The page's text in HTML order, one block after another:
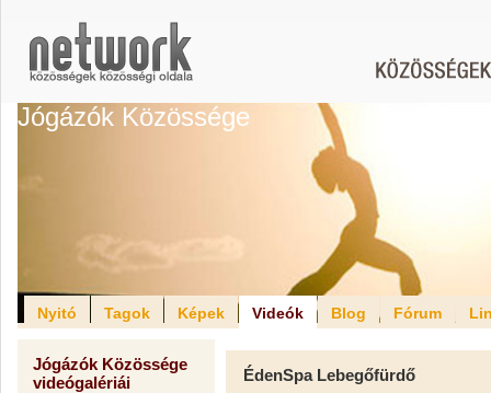
Jógázók Közössége
Nyitó Tagok Képek Videók Blog Fórum
Jógázók Közössége
videógalériái
ÉdenSpa Lebegőfürdő